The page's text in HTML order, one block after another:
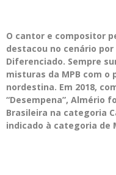
O cantor e compositor
destacou no cenário
Diferenciado. Sempre
misturas da MPB com o
nordestina. Em 2018,
“Desempena”, Almério
Brasileira na categoria
indicado à categoria de